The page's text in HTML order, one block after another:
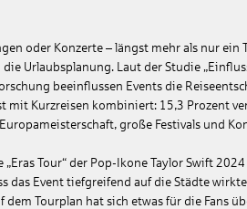
oder Konzerte – längst mehr als nur
Urlaubsplanung. Laut der Studie
beeinflussen Events die
mit Kurzreisen kombiniert: 15,3 Prozent
große Festivals und
Tour“ der Pop-Ikone Taylor Swift
das Event tiefgreifend auf die Städte
Tourplan hat sich etwas für die Fans